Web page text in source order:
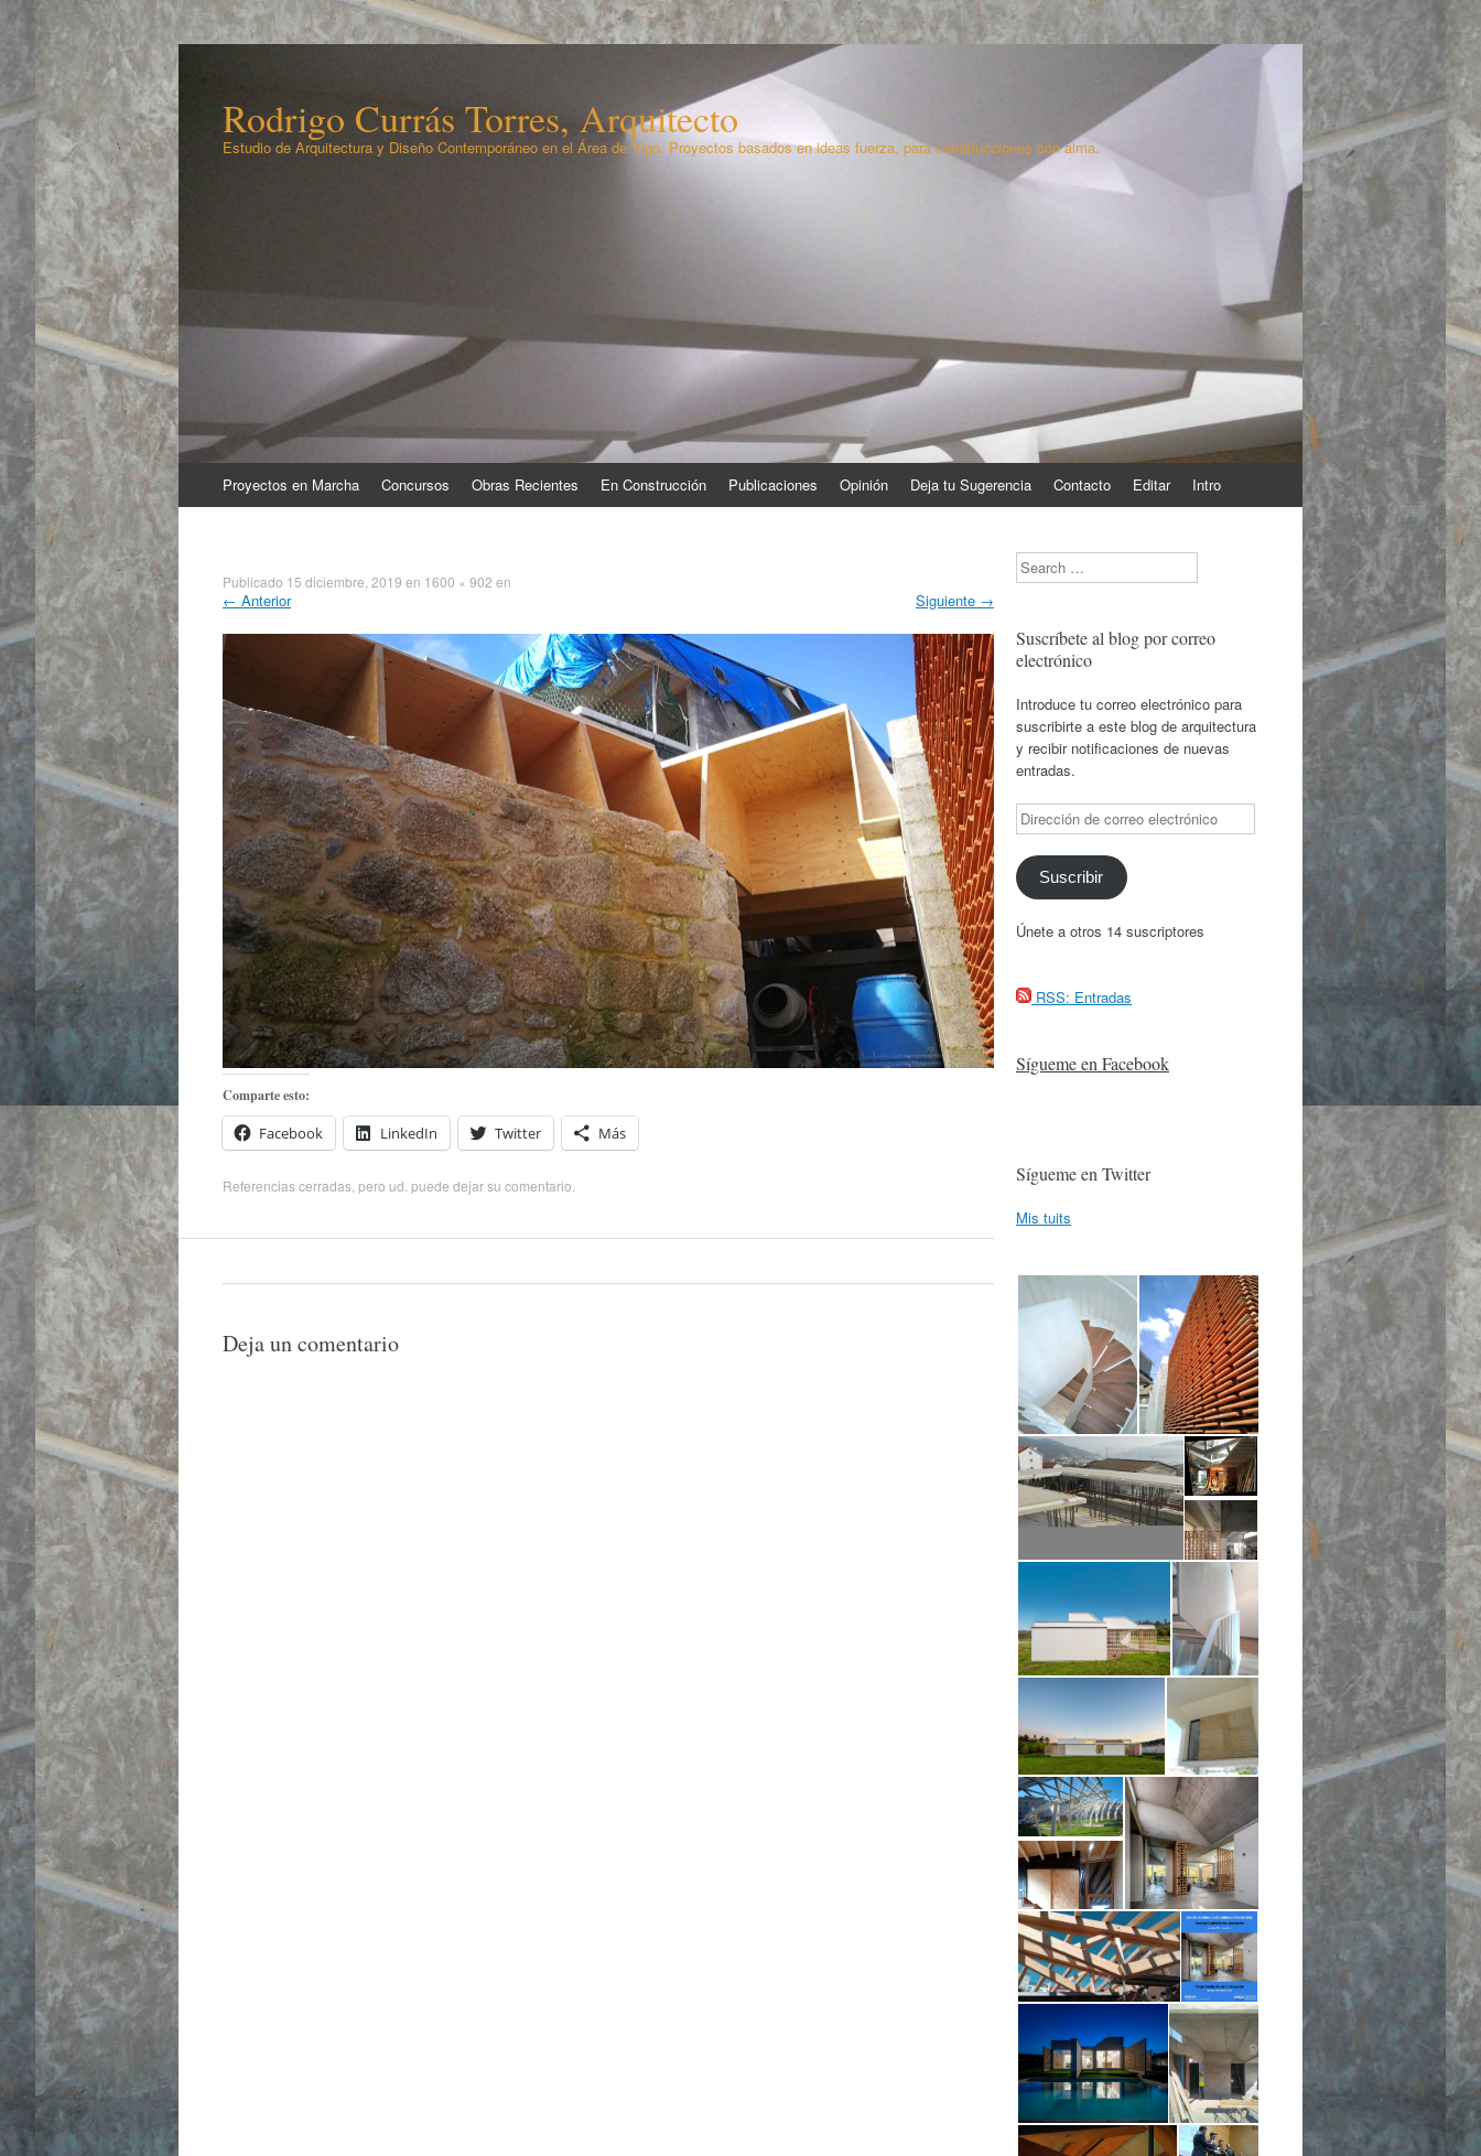
Rodrigo Currás Torres, Arquitecto
Estudio de Arquitectura y Diseño Contemporáneo en el Área de Vigo. Proyectos basados en ideas fuerza, para construcciones con alma.
al
Proyectos en Marcha Concursos Obras Recientes En Construcción Publicaciones Opinión Deja tu Sugerencia Contacto Editar Intro
Publicado 15 diciembre, 2019 en 1600 × 902 en
← Anterior Siguiente →
Comparte esto:
Facebook LinkedIn Twitter Más
Referencias cerradas, pero ud. puede dejar su comentario
Deja un comentario
Search
Suscríbete al blog por correo
electrónico
Introduce tu correo electrónico para
suscribirte a este blog de arquitectura
y recibir notificaciones de nuevas
entradas.
Dirección
de
correo
electrónico
Suscribir
Únete a otros 14 suscriptores
RSS: Entradas
Sígueme en Facebook
Sígueme en Twitter
Mis tuits